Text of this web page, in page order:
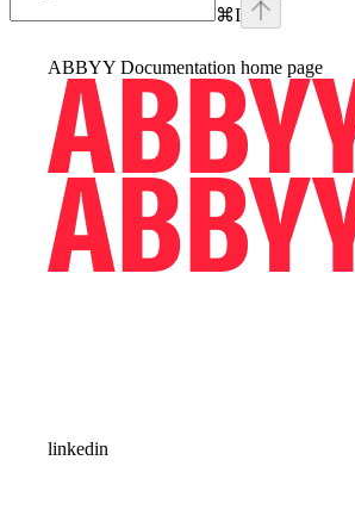
⌘I
ABBYY Documentation home page
linkedin